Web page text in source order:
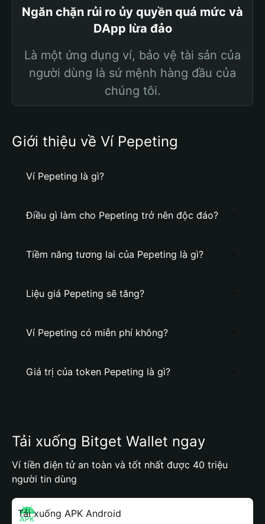
Ngăn chặn rủi ro ủy quyền quá mức và
DApp lừa đảo
Là một ứng dụng ví, bảo vệ tài sản của
người dùng là sứ mệnh hàng đầu của
chúng tôi.
Giới thiệu về Ví Pepeting
Ví Pepeting là gì?
Điều gì làm cho Pepeting trở nên độc đáo?
Tiềm năng tương lai của Pepeting là gì?
Liệu giá Pepeting sẽ tăng?
Ví Pepeting có miễn phí không?
Giá trị của token Pepeting là gì?
Tải xuống Bitget Wallet ngay
Ví tiền điện tử an toàn và tốt nhất được 40 triệu
người tin dùng
Tải xuống APK Android